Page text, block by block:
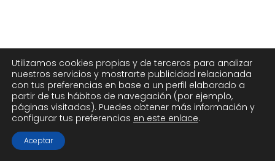
Utilizamos cookies propias y de terceros para analizar
nuestros servicios y mostrarte publicidad relacionada
con tus preferencias en base a un perfil elaborado a
partir de tus hábitos de navegación (por ejemplo,
páginas visitadas). Puedes obtener más información y
configurar tus preferencias en este enlace.
Aceptar